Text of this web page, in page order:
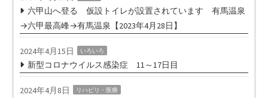
六甲山へ登る 仮設トイレが設置されています 有馬温泉
→六甲最高峰→有馬温泉【2023年4月28日】
2024年4月15日 いろいろ
新型コロナウイルス感染症 11～17日目
2024年4月8日 リハビリ・医療